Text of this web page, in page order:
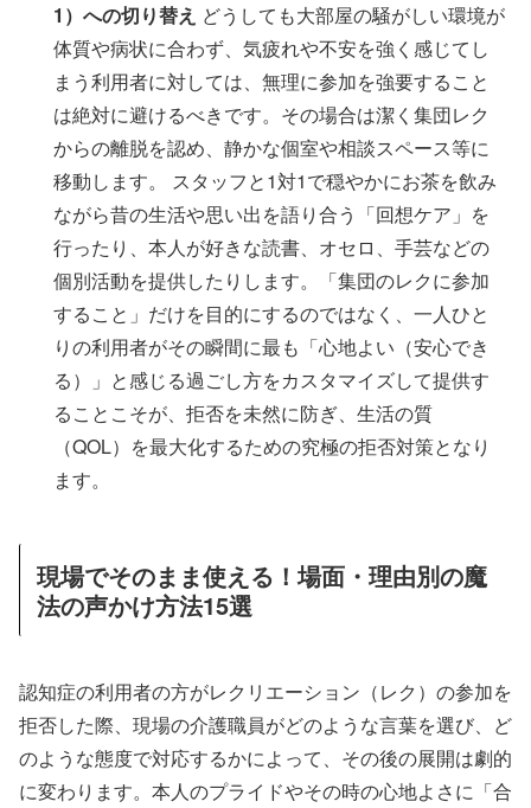
1）への切り替え どうしても大部屋の騒がしい環境が
体質や病状に合わず、気疲れや不安を強く感じてし
まう利用者に対しては、無理に参加を強要すること
は絶対に避けるべきです。その場合は潔く集団レク
からの離脱を認め、静かな個室や相談スペース等に
移動します。 スタッフと1対1で穏やかにお茶を飲み
ながら昔の生活や思い出を語り合う「回想ケア」を
行ったり、本人が好きな読書、オセロ、手芸などの
個別活動を提供したりします。「集団のレクに参加
すること」だけを目的にするのではなく、一人ひと
りの利用者がその瞬間に最も「心地よい（安心でき
る）」と感じる過ごし方をカスタマイズして提供す
ることこそが、拒否を未然に防ぎ、生活の質
（QOL）を最大化するための究極の拒否対策となり
ます。
現場でそのまま使える！場面・理由別の魔
法の声かけ方法15選
認知症の利用者の方がレクリエーション（レク）の参加を
拒否した際、現場の介護職員がどのような言葉を選び、ど
のような態度で対応するかによって、その後の展開は劇的
に変わります。本人のプライドやその時の心地よさに「合